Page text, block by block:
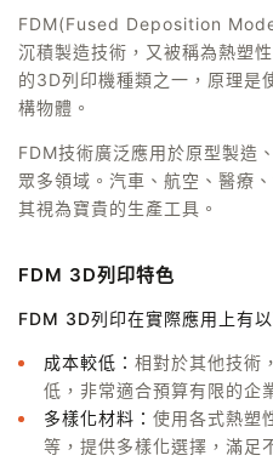
FDM(Fused Deposition
沉積製造技術，又被稱為熱塑
的3D列印機種類之一，原理是
構物體。
FDM技術廣泛應用於原型製造
眾多領域。汽車、航空、醫療
其視為寶貴的生產工具。
FDM 3D列印特色
FDM 3D列印在實際應用上有
成本較低：相對於其他技術
低，非常適合預算有限的企
多樣化材料：使用各式熱塑
等，提供多樣化選擇，滿足